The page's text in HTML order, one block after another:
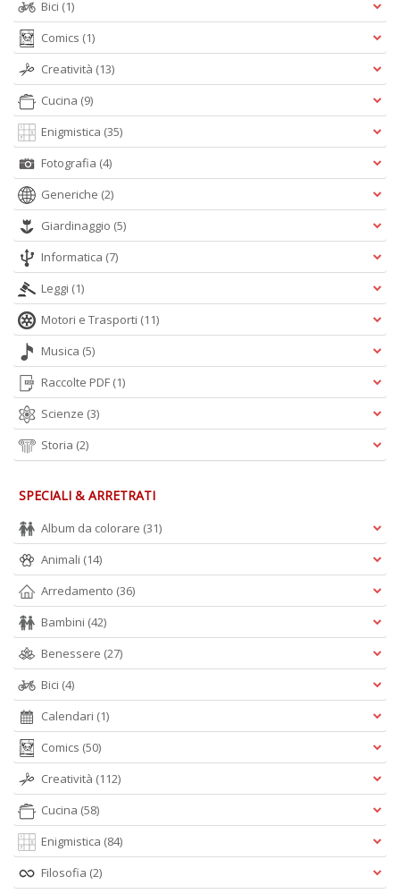
Bici (1)
Comics (1)
Creatività (13)
Cucina (9)
Enigmistica (35)
Fotografia (4)
Generiche (2)
Giardinaggio (5)
Informatica (7)
Leggi (1)
Motori e Trasporti (11)
Musica (5)
Raccolte PDF (1)
Scienze (3)
Storia (2)
SPECIALI & ARRETRATI
Album da colorare (31)
Animali (14)
Arredamento (36)
Bambini (42)
Benessere (27)
Bici (4)
Calendari (1)
Comics (50)
Creatività (112)
Cucina (58)
Enigmistica (84)
Filosofia (2)